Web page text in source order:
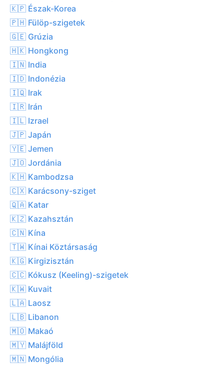
🇰🇵 Észak-Korea
🇵🇭 Fülöp-szigetek
🇬🇪 Grúzia
🇭🇰 Hongkong
🇮🇳 India
🇮🇩 Indonézia
🇮🇶 Irak
🇮🇷 Irán
🇮🇱 Izrael
🇯🇵 Japán
🇾🇪 Jemen
🇯🇴 Jordánia
🇰🇭 Kambodzsa
🇨🇽 Karácsony-sziget
🇶🇦 Katar
🇰🇿 Kazahsztán
🇨🇳 Kína
🇹🇼 Kínai Köztársaság
🇰🇬 Kirgizisztán
🇨🇨 Kókusz (Keeling)-szigetek
🇰🇼 Kuvait
🇱🇦 Laosz
🇱🇧 Libanon
🇲🇴 Makaó
🇲🇾 Malájföld
🇲🇳 Mongólia